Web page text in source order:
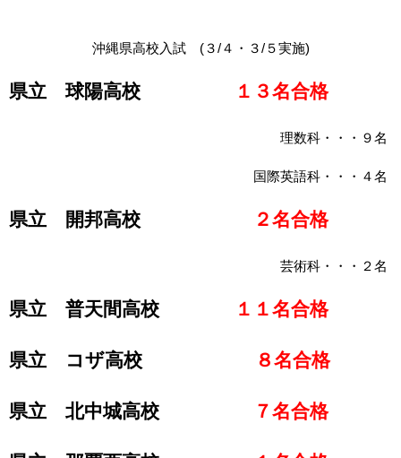
沖縄県高校入試 (３/４・３/５実施)
県立 球陽高校 １３名合格
理数科・・・９名
国際英語科・・・４名
県立 開邦高校 ２名合格
芸術科・・・２名
県立 普天間高校 １１名合格
県立 コザ高校 ８名合格
県立 北中城高校 ７名合格